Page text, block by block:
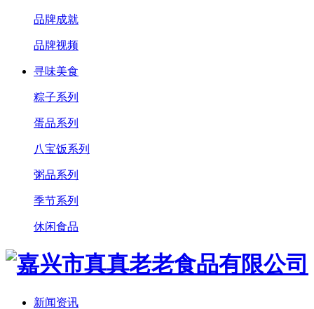
品牌成就
品牌视频
寻味美食
粽子系列
蛋品系列
八宝饭系列
粥品系列
季节系列
休闲食品
新闻资讯